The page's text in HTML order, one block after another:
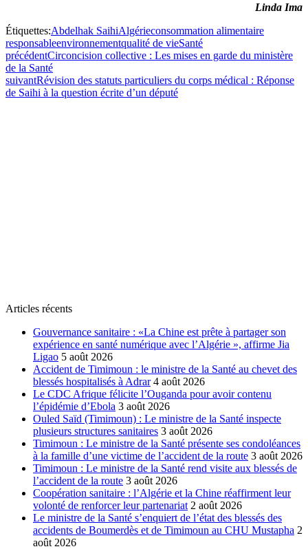
Linda Ima
Étiquettes:Abdelhak SaihiAlgérieconsommation alimentaire
responsableenvironnementqualité de vieSanté
précédentCirconcision collective : Les mises en garde du ministère
de la Santé
suivantRévision des statuts particuliers du corps médical : Réponse
de Saihi à la question écrite d’un député
Articles récents
Gouvernance sanitaire : «La Chine est prête à partager son
expérience en santé numérique avec l’Algérie », affirme Jia
Ligao 5 août 2026
Accident de Timimoun : le ministre de la Santé au chevet des
blessés hospitalisés à Adrar 4 août 2026
Le CDC Afrique félicite l’Ouganda pour avoir contenu
l’épidémie d’Ebola 3 août 2026
Ouled Saïd (Timimoun) : Le ministre de la Santé inspecte
plusieurs structures sanitaires 3 août 2026
Timimoun : Le ministre de la Santé présente ses condoléances
à la famille d’une victime de l’accident de la route 3 août 2026
Timimoun : Le ministre de la Santé rend visite aux blessés de
l’accident de la route 3 août 2026
Coopération sanitaire : l’Algérie et la Chine réaffirment leur
volonté de renforcer leur partenariat 2 août 2026
Le ministre de la Santé s’enquiert de l’état des blessés des
accidents de Boumerdès et de Timimoun au CHU Mustapha 2
août 2026